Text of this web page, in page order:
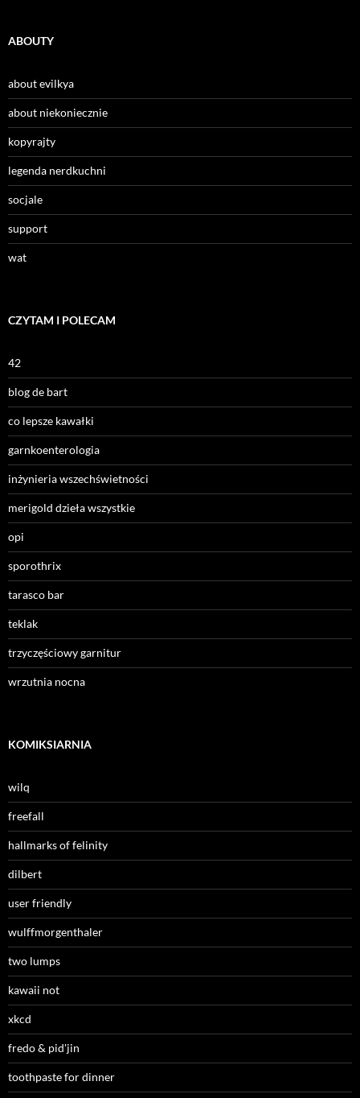
ABOUTY
about evilkya
about niekoniecznie
kopyrajty
legenda nerdkuchni
socjale
support
wat
CZYTAM I POLECAM
42
blog de bart
co lepsze kawałki
garnkoenterologia
inżynieria wszechświetności
merigold dzieła wszystkie
opi
sporothrix
tarasco bar
teklak
trzyczęściowy garnitur
wrzutnia nocna
KOMIKSIARNIA
wilq
freefall
hallmarks of felinity
dilbert
user friendly
wulffmorgenthaler
two lumps
kawaii not
xkcd
fredo & pid'jin
toothpaste for dinner